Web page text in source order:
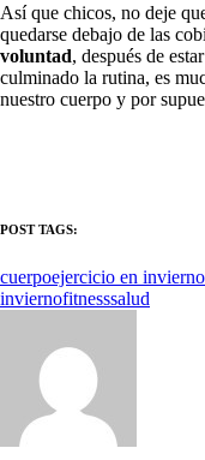
Así que chicos, no deje
quedarse debajo de las
voluntad, después de
culminado la rutina, es
nuestro cuerpo y por
POST TAGS:
cuerpoejercicio en invierno
inviernofitnesssalud